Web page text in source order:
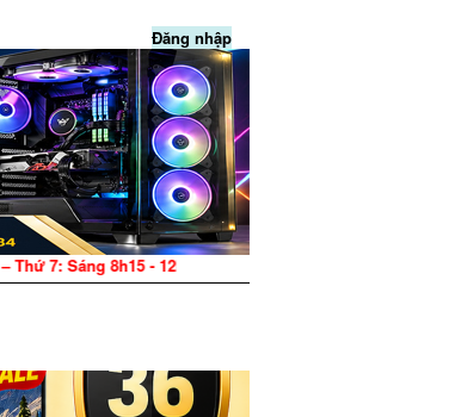
Đăng nhập
- 12h, Chiều 13h30 - 17h – CN: Nghỉ